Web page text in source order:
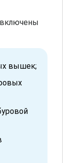
включены
вышек;